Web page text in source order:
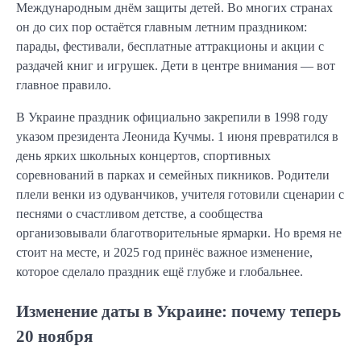
Международным днём защиты детей. Во многих странах
он до сих пор остаётся главным летним праздником:
парады, фестивали, бесплатные аттракционы и акции с
раздачей книг и игрушек. Дети в центре внимания — вот
главное правило.
В Украине праздник официально закрепили в 1998 году
указом президента Леонида Кучмы. 1 июня превратился в
день ярких школьных концертов, спортивных
соревнований в парках и семейных пикников. Родители
плели венки из одуванчиков, учителя готовили сценарии с
песнями о счастливом детстве, а сообщества
организовывали благотворительные ярмарки. Но время не
стоит на месте, и 2025 год принёс важное изменение,
которое сделало праздник ещё глубже и глобальнее.
Изменение даты в Украине: почему теперь
20 ноября